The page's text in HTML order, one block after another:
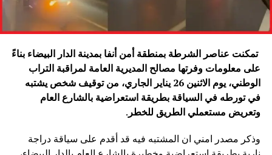
تمكنت عناصر الشرطة بمنطقة أمن أنفا بمدينة الدار البيضاء بناءً
على معلومات وفرتها مصالح المديرية العامة لمراقبة التراب
الوطني، يوم الاثنين 26 يناير الجاري، من توقيف شخص يشتبه
في تورطه في السياقة بطريقة استعراضية بالشارع العام
وتعريض مستعملي الطريق للخطر .
وذكر مصدر امني ان المشتبه فيه قد أقدم على سياقة دراجة